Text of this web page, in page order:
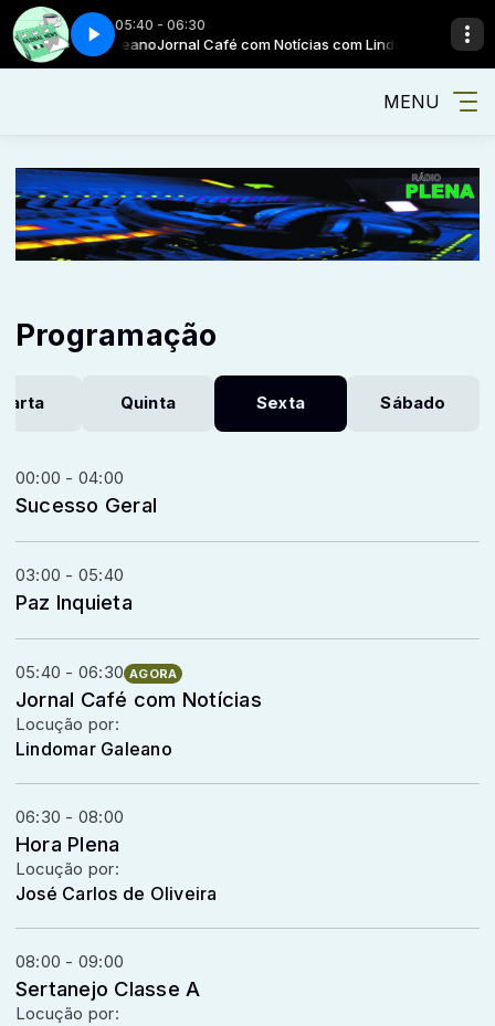
05:40 - 06:30
Lindomar GaleanoJornal Café com Notícias com Lindomar Galeano
1 Café com notícias - Parte 1
MENU
Programação
Quinta Sexta Sábado
00:00 - 04:00
Sucesso Geral
03:00 - 05:40
Paz Inquieta
05:40 - 06:30 AGORA
Jornal Café com Notícias
Locução por:
Lindomar Galeano
06:30 - 08:00
Hora Plena
Locução por:
José Carlos de Oliveira
08:00 - 09:00
Sertanejo Classe A
Locução por: